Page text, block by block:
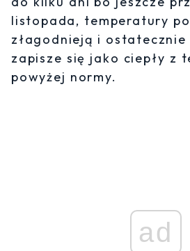
listopada, temperatury
złagodnieją i
zapisze się jako ciepły z
powyżej normy.
ad